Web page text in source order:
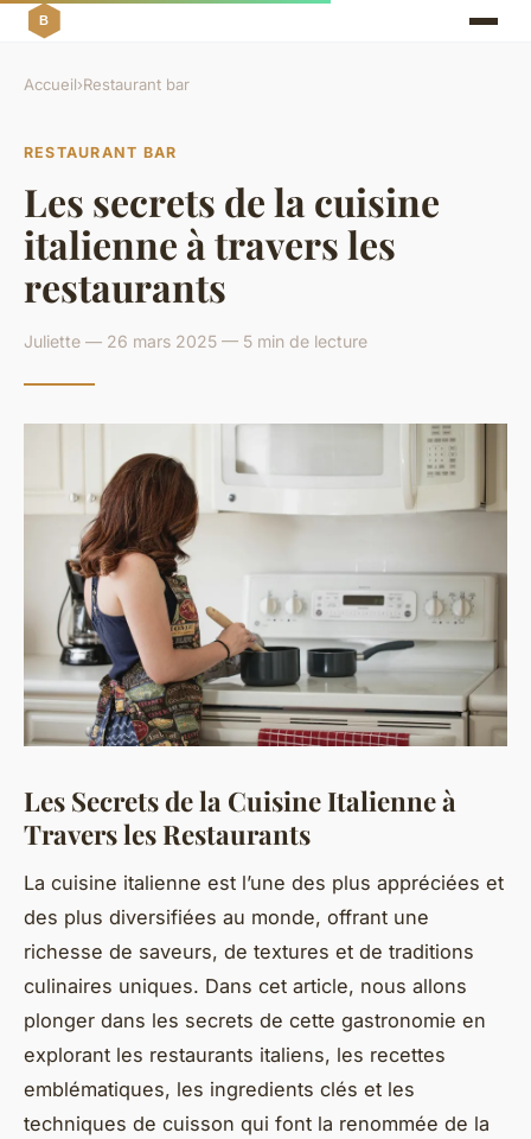
Accueil›Restaurant bar
RESTAURANT BAR
Les secrets de la cuisine
italienne à travers les
restaurants
Juliette — 26 mars 2025 — 5 min de lecture
Les Secrets de la Cuisine Italienne à
Travers les Restaurants
La cuisine italienne est l’une des plus appréciées et
des plus diversifiées au monde, offrant une
richesse de saveurs, de textures et de traditions
culinaires uniques. Dans cet article, nous allons
plonger dans les secrets de cette gastronomie en
explorant les restaurants italiens, les recettes
emblématiques, les ingredients clés et les
techniques de cuisson qui font la renommée de la